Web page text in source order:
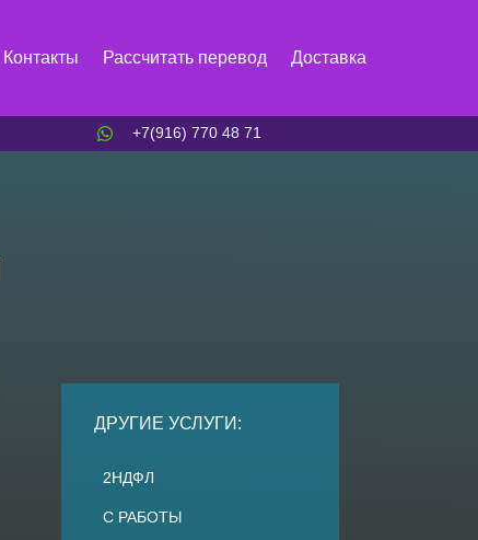
Контакты Рассчитать перевод Доставка
+7(916) 770 48 71
ДРУГИЕ УСЛУГИ:
2НДФЛ
С РАБОТЫ